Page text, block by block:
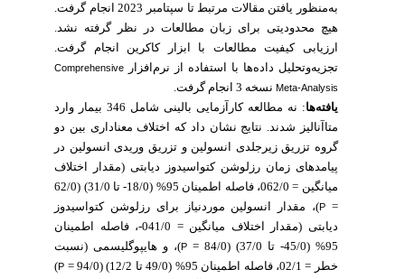
به‌منظور یافتن مقالات مرتبط تا سپتامبر 2023 انجام گرفت.
هیچ محدودیتی برای زبان مطالعات در نظر گرفته نشد.
ارزیابی کیفیت مطالعات با ابزار کاکرین انجام گرفت.
تجزیه‌وتحلیل داده‌ها با استفاده از نرم‌افزارComprehensive
Meta-Analysisنسخه 3 انجام گرفت.
یافته‌ها
: نه مطالعه کارآزمایی بالینی شامل 346 بیمار وارد
متاآنالیز شدند. نتایج نشان داد که اختلاف معناداری بین دو
گروه تزریق زیرجلدی انسولین و تزریق وریدی انسولین در
پیامدهای زمان رزلوشن کتواسیدوز دیابتی (مقدار اختلاف
میانگین = 062/0، فاصله اطمینان 95% (18/0- تا 31/0)
(62/0
=
P )،مقدار انسولین موردنیاز برای رزلوشن کتواسیدوز
دیابتی (مقدار اختلاف میانگین = 041/0-، فاصله اطمینان
95% (45/0- تا 37/0) (84/0 =
P )، و هایپوگلیسمی (نسبت
خطر = 02/1، فاصله اطمینان 95% (49/0 تا 12/2) (94/0 =
P
)